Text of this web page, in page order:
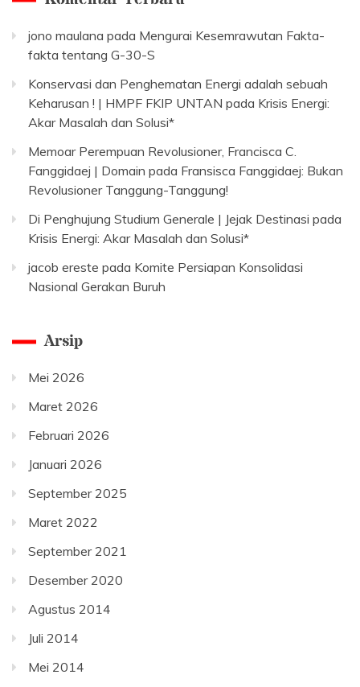
jono maulana pada Mengurai Kesemrawutan Fakta-
fakta tentang G-30-S
Konservasi dan Penghematan Energi adalah sebuah
Keharusan ! | HMPF FKIP UNTAN pada Krisis Energi:
Akar Masalah dan Solusi*
Memoar Perempuan Revolusioner, Francisca C.
Fanggidaej | Domain pada Fransisca Fanggidaej: Bukan
Revolusioner Tanggung-Tanggung!
Di Penghujung Studium Generale | Jejak Destinasi pada
Krisis Energi: Akar Masalah dan Solusi*
jacob ereste pada Komite Persiapan Konsolidasi
Nasional Gerakan Buruh
Arsip
Mei 2026
Maret 2026
Februari 2026
Januari 2026
September 2025
Maret 2022
September 2021
Desember 2020
Agustus 2014
Juli 2014
Mei 2014